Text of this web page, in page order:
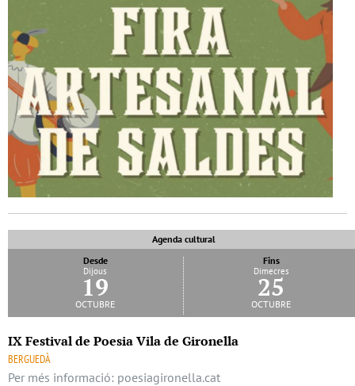
Agenda cultural
Desde
Dijous
19
octubre
Fins
Dimecres
25
octubre
IX Festival de Poesia Vila de Gironella
BERGUEDÀ
Per més informació: poesiagironella.cat